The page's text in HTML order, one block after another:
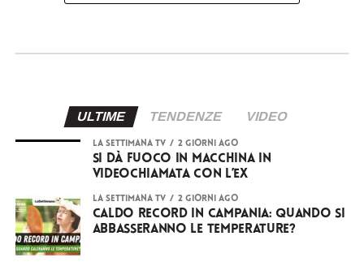
ULTIME TENDENZE VIDEO
LA SETTIMANA TV 2 giorni ago
Si dà fuoco in macchina in
videochiamata con l’ex
LA SETTIMANA TV 2 giorni ago
Caldo record in Campania: quando si
abbasseranno le temperature?